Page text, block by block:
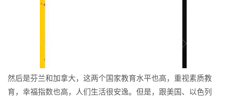
然后是芬兰和加拿大，这两个国家教育水平也高，重视素质教
育，幸福指数也高，人们生活很安逸。但是，跟美国、以色列